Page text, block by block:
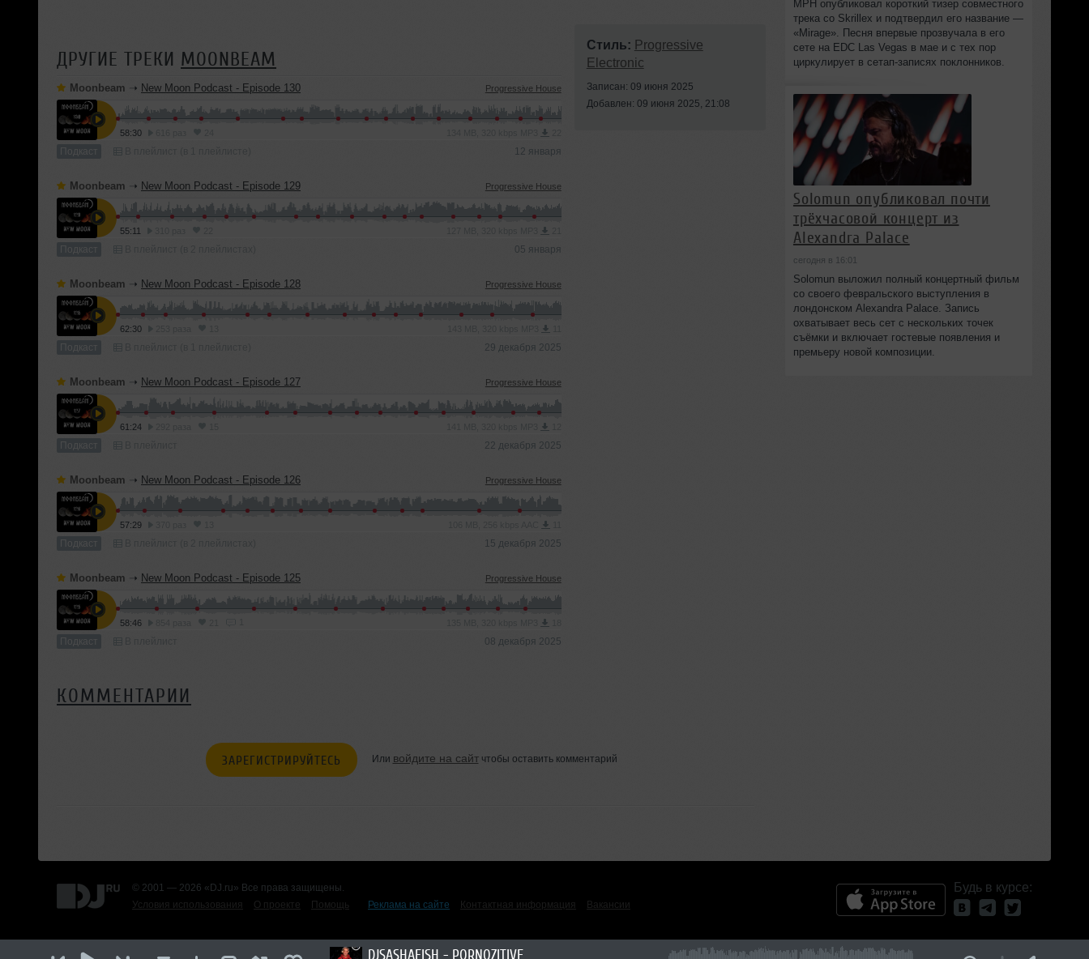
DJSASHAFISH - PORNOZITIVE
ДРУГИЕ ТРЕКИ MOONBEAM
Moonbeam ➝ New Moon Podcast - Episode 130 Progressive House
58:30
Подкаст 12 января
Moonbeam ➝ New Moon Podcast - Episode 129 Progressive House
55:11
Подкаст 05 января
Moonbeam ➝ New Moon Podcast - Episode 128 Progressive House
62:30
Подкаст 29 декабря 2025
Moonbeam ➝ New Moon Podcast - Episode 127 Progressive House
61:24
Подкаст 22 декабря 2025
Moonbeam ➝ New Moon Podcast - Episode 126 Progressive House
57:29
Подкаст 15 декабря 2025
Moonbeam ➝ New Moon Podcast - Episode 125 Progressive House
58:46
Подкаст 08 декабря 2025
Стиль: Progressive
Electronic
Записан: 09 июня 2025
Добавлен: 09 июня 2025, 21:08
КОММЕНТАРИИ
ЗАРЕГИСТРИРУЙТЕСЬ Или войдите на сайтчтобы оставить комментарий
MPH опубликовал короткий тизер совместного
трека со Skrillex и подтвердил его название —
«Mirage». Песня впервые прозвучала в его
сете на EDC Las Vegas в мае и с тех пор
циркулирует в сетап-записях поклонников.
Solomun опубликовал почти
трёхчасовой концерт из
Alexandra Palace
сегодня в 16:01
Solomun выложил полный концертный фильм
со своего февральского выступления в
лондонском Alexandra Palace. Запись
охватывает весь сет с нескольких точек
съёмки и включает гостевые появления и
премьеру новой композиции.
© 2001 — 2026 «DJ.ru» Все права защищены.
Условия использования
О проекте Помощь Реклама на сайте Контактная информация Вакансии
Будь в курсе: